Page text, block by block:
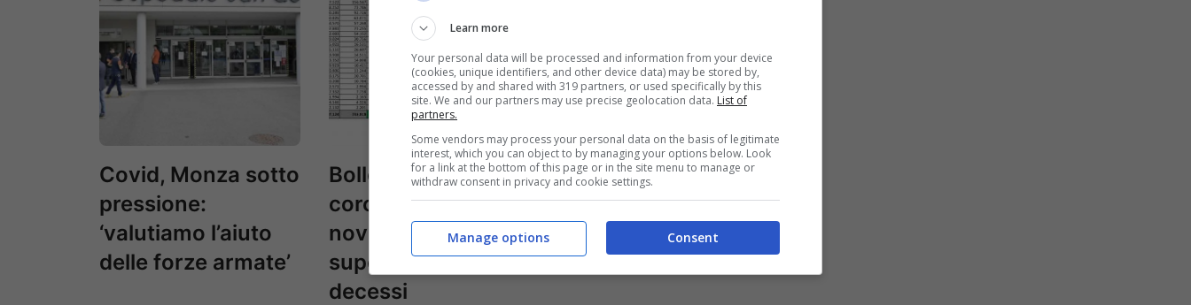
Covid, Monza sotto
pressione:
‘valutiamo l’aiuto
delle forze armate’
Bollettino
coronavirus 17
novembre:
superati i 700
decessi
Ecco il bar in cui è
vietato parlare di
Covid: i clienti
sono entusiasti
Learn more
Your personal data will be processed and information from your device
(cookies, unique identifiers, and other device data) may be stored by,
accessed by and shared with 319 partners, or used specifically by this
site. We and our partners may use precise geolocation data. List of
partners.
Some vendors may process your personal data on the basis of legitimate
interest, which you can object to by managing your options below. Look
for a link at the bottom of this page or in the site menu to manage or
withdraw consent in privacy and cookie settings.
Consent
Manage options